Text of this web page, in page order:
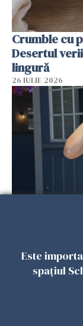
Crumble cu
Desertul
lingură
26 IULIE 2026
ce o să mă
26 IULIE 2026
Este
spațiul